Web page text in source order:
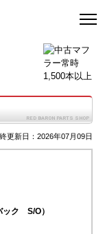
更新日：2026年07月09日
ック S/O）